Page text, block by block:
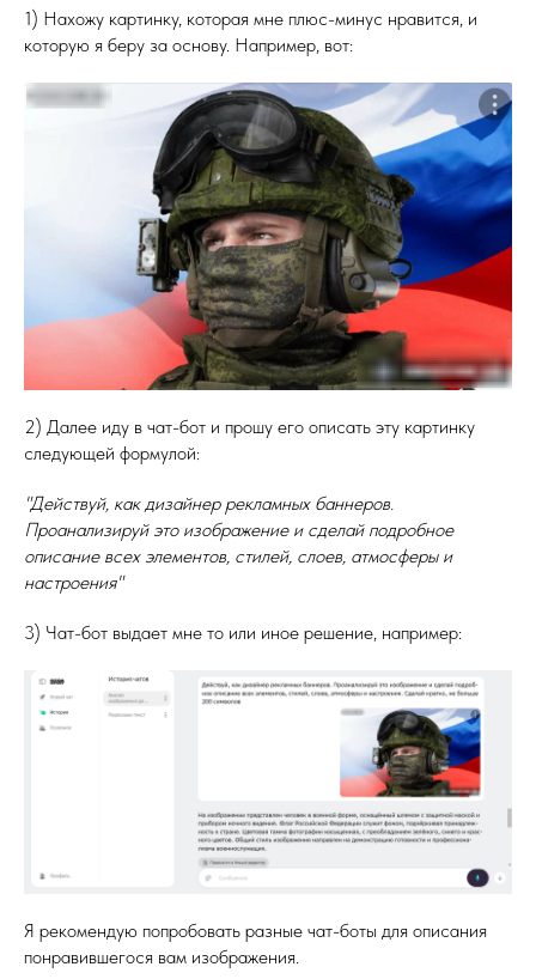
1) Нахожу картинку, которая мне плюс-минус нравится, и
которую я беру за основу. Например, вот:
2) Далее иду в чат-бот и прошу его описать эту картинку
следующей формулой:
"Действуй, как дизайнер рекламных баннеров.
Проанализируй это изображение и сделай подробное
описание всех элементов, стилей, слоев, атмосферы и
настроения"
3) Чат-бот выдает мне то или иное решение, например:
Я рекомендую попробовать разные чат-боты для описания
понравившегося вам изображения.